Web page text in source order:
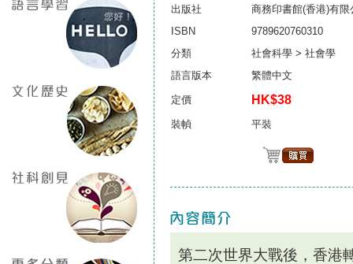
出版社
商務印書館(香港)有限
ISBN
9789620760310
分類
社會科學 > 社會學
語言版本
繁體中文
定價 HK$38
裝幀 平裝
第二次世界大戰後，香港